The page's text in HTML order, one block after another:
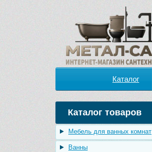
Каталог
Каталог товаров
Мебель для ванных комнат
Ванны